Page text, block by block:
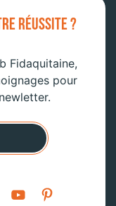
RÉUSSITE ?
Fidaquitaine,
pour